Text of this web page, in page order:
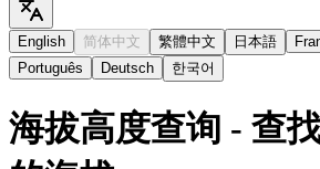
English 简体中文 繁體中文 日本語
Português
Deutsch 한국어
海拔高度查询 - 查